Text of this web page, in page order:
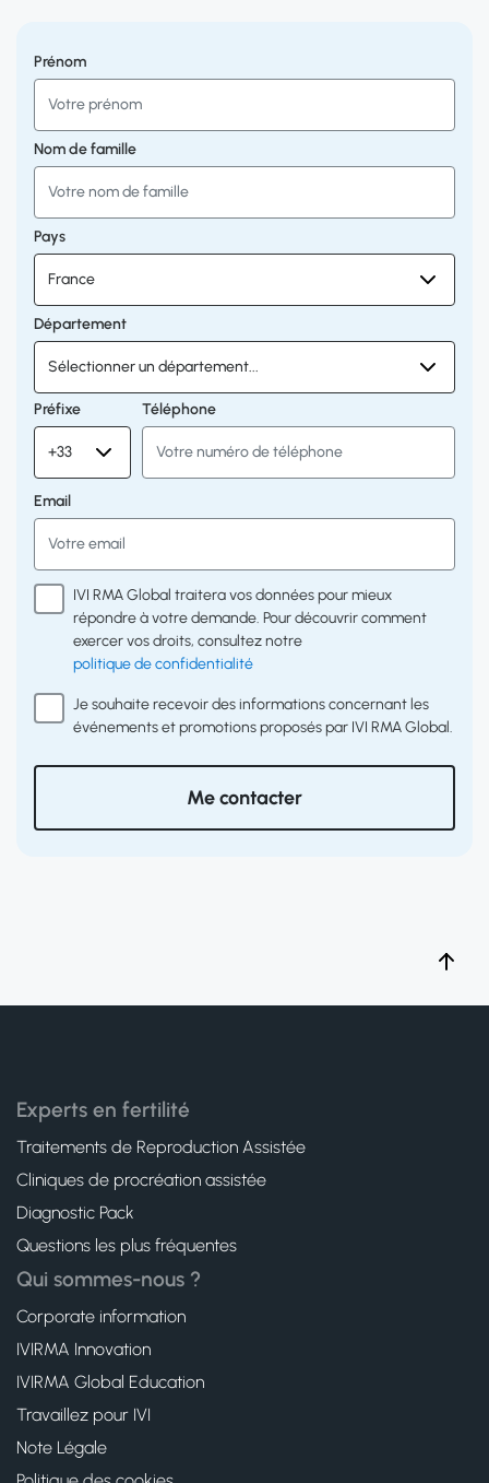
Prénom
Nom de famille
Pays
Département
Préfixe Téléphone
Email
IVI RMA Global traitera vos données pour mieux
répondre à votre demande. Pour découvrir comment
exercer vos droits, consultez notre
politique de confidentialité
Je souhaite recevoir des informations concernant les
événements et promotions proposés par IVI RMA Global.
Me contacter
Experts en fertilité
Traitements de Reproduction Assistée
Cliniques de procréation assistée
Diagnostic Pack
Questions les plus fréquentes
Qui sommes-nous ?
Corporate information
IVIRMA Innovation
IVIRMA Global Education
Travaillez pour IVI
Note Légale